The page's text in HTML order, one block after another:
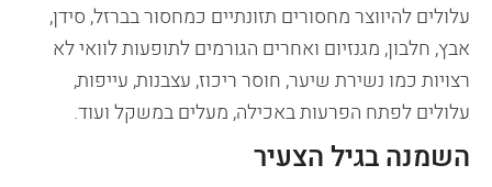
עלולים להיווצר מחסורים תזונתיים כמחסור בברזל, סידן,
אבץ, חלבון, מגנזיום ואחרים הגורמים לתופעות לוואי לא
רצויות כמו נשירת שיער, חוסר ריכוז, עצבנות, עייפות,
עלולים לפתח הפרעות באכילה, מעלים במשקל ועוד.
השמנה בגיל הצעיר